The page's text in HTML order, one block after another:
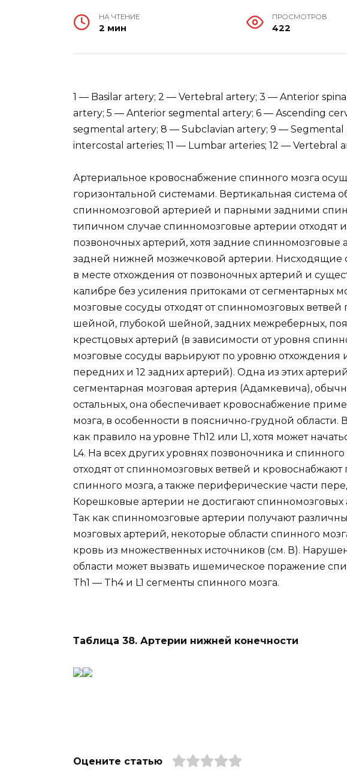
НА ЧТЕНИЕ
2 мин
ПРОСМОТРОВ
422
1 — Basilar artery; 2 — Vertebral artery; 3 — Anterior
artery; 5 — Anterior segmental artery; 6 — Ascending
segmental artery; 8 — Subclavian artery; 9 —
intercostal arteries; 11 — Lumbar arteries; 12 — Vertebral
Артериальное кровоснабжение спинного мозга
горизонтальной системами. Вертикальная система
спинномозговой артерией и парными задними
типичном случае спинномозговые артерии отходят
позвоночных артерий, хотя задние спинномозговые
задней нижней мозжечковой артерии. Нисходящие
в месте отхождения от позвоночных артерий и
калибре без усиления притоками от сегментарных
мозговые сосуды отходят от спинномозговых
шейной, глубокой шейной, задних межреберных,
крестцовых артерий (в зависимости от уровня
мозговые сосуды варьируют по уровню отхождения
передних и 12 задних артерий). Одна из этих
сегментарная мозговая артерия (Адамкевича),
остальных, она обеспечивает кровоснабжение
мозга, в особенности в пояснично-грудной области.
как правило на уровне Th12 или L1, хотя может
L4. На всех других уровнях позвоночника и
отходят от спинномозговых ветвей и
спинного мозга, а также периферические части
Корешковые артерии не достигают
Так как спинномозговые артерии получают
мозговых артерий, некоторые области спинного
кровь из множественных источников (см. В).
области может вызвать ишемическое поражение
Th1 — Th4 и L1 сегменты спинного мозга.
Таблица 38. Артерии нижней конечности
Оцените статью